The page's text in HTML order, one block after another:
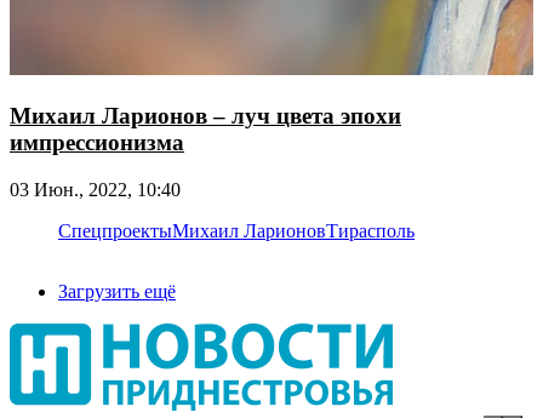
Михаил Ларионов – луч цвета эпохи
импрессионизма
03 Июн., 2022, 10:40
СпецпроектыМихаил ЛарионовТирасполь
Загрузить ещё